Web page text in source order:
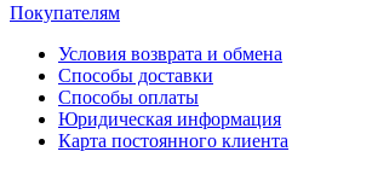
Покупателям
Условия возврата и обмена
Способы доставки
Способы оплаты
Юридическая информация
Карта постоянного клиента